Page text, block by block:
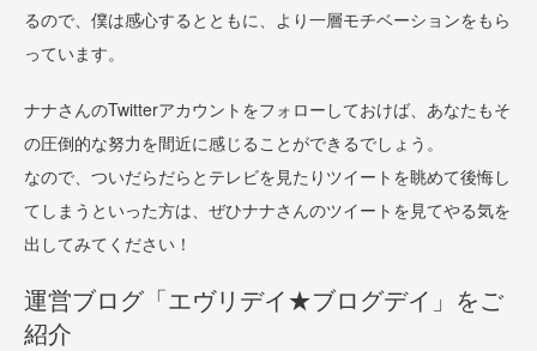
るので、僕は感心するとともに、より一層モチベーションをもら
っています。
ナナさんのTwitterアカウントをフォローしておけば、あなたもそ
の圧倒的な努力を間近に感じることができるでしょう。
なので、ついだらだらとテレビを見たりツイートを眺めて後悔し
てしまうといった方は、ぜひナナさんのツイートを見てやる気を
出してみてください！
運営ブログ「エヴリデイ★ブログデイ」をご
紹介